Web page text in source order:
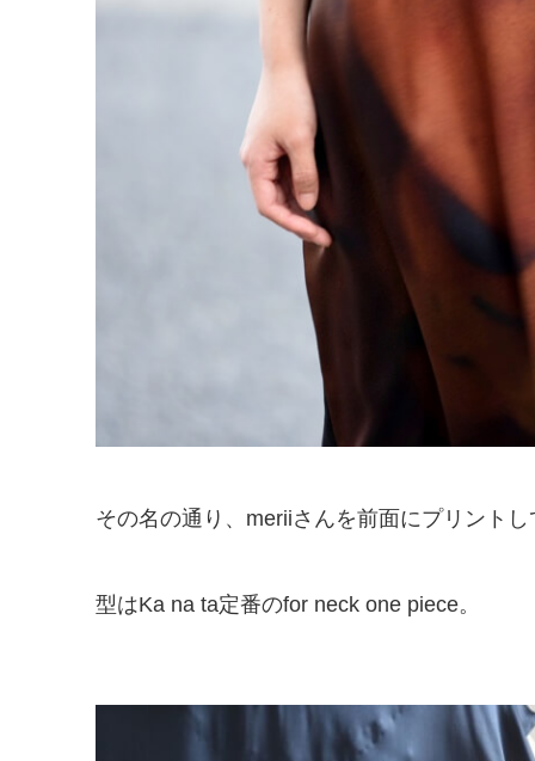
その名の通り、meriiさんを前面にプリント
型はKa na ta定番のfor neck one piece。